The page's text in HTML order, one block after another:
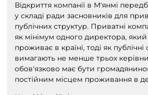
Відкриття компанії в М'янмі
у складі ради засновників для
публічних структур. Приватні
як мінімум одного директора, який
проживає в країні, тоді як публічні
вимагають не менше трьох
обов'язково має бути
постійним місцем проживання в